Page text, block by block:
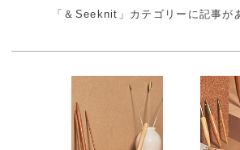
「＆Seeknit」カテゴリーに記事が